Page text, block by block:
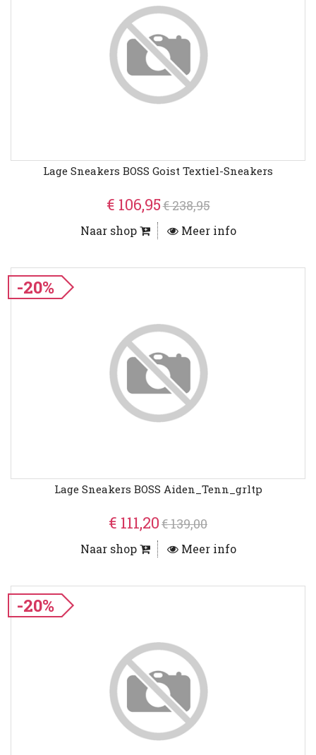
Lage Sneakers BOSS Goist Textiel-Sneakers
€ 106,95€ 238,95
Naar shop Meer info
-20%
Lage Sneakers BOSS Aiden_Tenn_grltp
€ 111,20€ 139,00
Naar shop Meer info
-20%